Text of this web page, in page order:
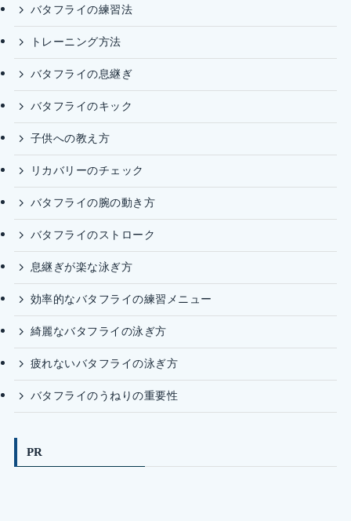
バタフライの練習法
トレーニング方法
バタフライの息継ぎ
バタフライのキック
子供への教え方
リカバリーのチェック
バタフライの腕の動き方
バタフライのストローク
息継ぎが楽な泳ぎ方
効率的なバタフライの練習メニュー
綺麗なバタフライの泳ぎ方
疲れないバタフライの泳ぎ方
バタフライのうねりの重要性
PR